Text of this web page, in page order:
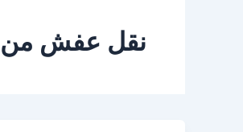
نقل عفش من